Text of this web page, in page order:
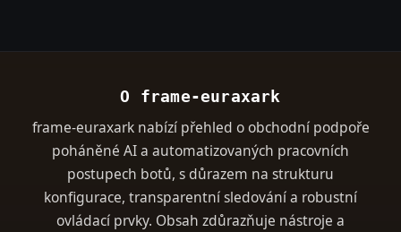
O frame-euraxark
frame-euraxark nabízí přehled o obchodní podpoře
poháněné AI a automatizovaných pracovních
postupech botů, s důrazem na strukturu
konfigurace, transparentní sledování a robustní
ovládací prvky. Obsah zdůrazňuje nástroje a